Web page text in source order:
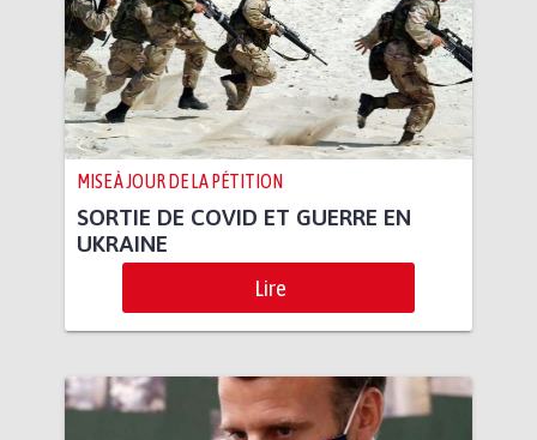
MISE À JOUR DE LA PÉTITION
SORTIE DE COVID ET GUERRE EN
UKRAINE
Lire